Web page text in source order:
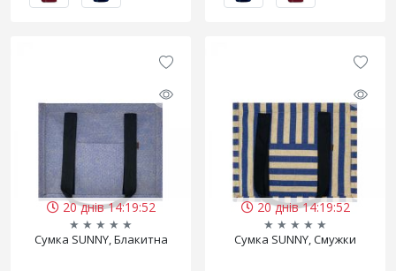
20 днів 14:19:52
★ ★ ★ ★ ★
Сумка SUNNY, Блакитна
20 днів 14:19:52
★ ★ ★ ★ ★
Сумка SUNNY, Смужки